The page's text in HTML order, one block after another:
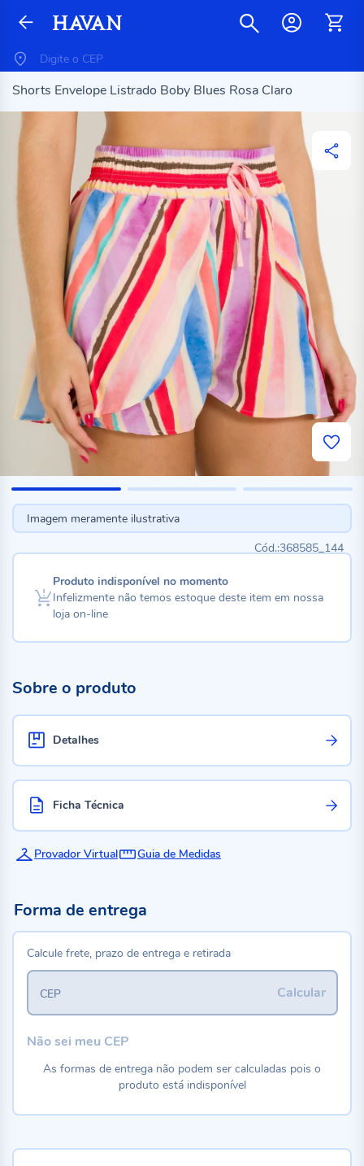
Shorts Envelope Listrado Boby Blues Rosa Claro
Imagem meramente ilustrativa
368585_144
Produto indisponível no momento
Infelizmente não temos estoque deste item em nossa
loja on-line
Sobre o produto
Detalhes
Ficha Técnica
Provador Virtual Guia de Medidas
Forma de entrega
Calcule frete, prazo de entrega e retirada
Calcular
CEP
Não sei meu CEP
As formas de entrega não podem ser calculadas pois o
produto está indisponível